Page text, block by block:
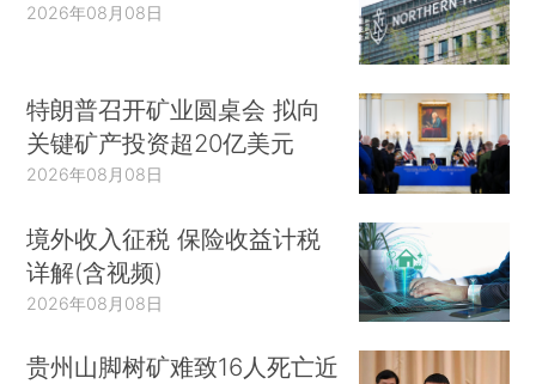
2026年08月08日
特朗普召开矿业圆桌会 拟向
关键矿产投资超20亿美元
2026年08月08日
境外收入征税 保险收益计税
详解(含视频)
2026年08月08日
贵州山脚树矿难致16人死亡近